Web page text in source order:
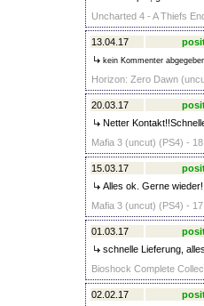
Uncharted 4 - A Thiefs
13.04.17
kein Kommenter
Horizon: Zero Dawn
20.03.17
Netter
Mafia 3 (uncut) (PS4) -
15.03.17
Alles ok. Gerne
Mafia 3 (uncut) (PS4) -
01.03.17
schnelle Lieferung,
Bioshock Complete
02.02.17